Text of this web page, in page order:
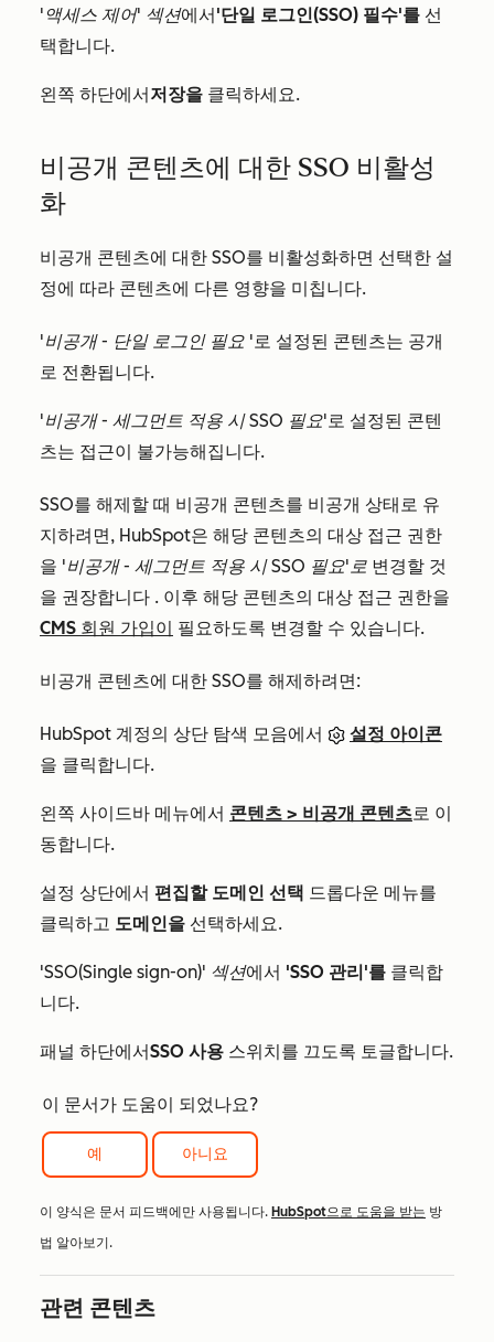
'액세스 제어' 섹션에서 '단일 로그인(SSO) 필수'를 선
택합니다.
왼쪽 하단에서 저장을 클릭하세요.
비공개 콘텐츠에 대한 SSO 비활성
화
비공개 콘텐츠에 대한 SSO를 비활성화하면 선택한 설
정에 따라 콘텐츠에 다른 영향을 미칩니다.
'비공개 - 단일 로그인 필요 '로 설정된 콘텐츠는 공개
로 전환됩니다.
'비공개 - 세그먼트 적용 시 SSO 필요'로 설정된 콘텐
츠는 접근이 불가능해집니다.
SSO를 해제할 때 비공개 콘텐츠를 비공개 상태로 유
지하려면, HubSpot은 해당 콘텐츠의 대상 접근 권한
을 '비공개 - 세그먼트 적용 시 SSO 필요'로 변경할 것
을 권장합니다 . 이후 해당 콘텐츠의 대상 접근 권한을
CMS 회원 가입이
필요하도록 변경할 수 있습니다.
비공개 콘텐츠에 대한 SSO를 해제하려면:
HubSpot 계정의 상단 탐색 모음에서
설정 아이콘
을 클릭합니다.
왼쪽 사이드바 메뉴에서 콘텐츠 > 비공개 콘텐츠로 이
동합니다.
설정 상단에서 편집할 도메인 선택 드롭다운 메뉴를
클릭하고 도메인을 선택하세요.
'SSO(Single sign-on)' 섹션에서 'SSO 관리'를 클릭합
니다.
패널 하단에서SSO 사용 스위치를 끄도록 토글합니다.
이 문서가 도움이 되었나요?
예 아니요
이 양식은 문서 피드백에만 사용됩니다. HubSpot으로 도움을 받는 방
법 알아보기.
관련 콘텐츠